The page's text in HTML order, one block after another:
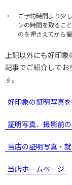
ご予約時間より少
ンの時間を取るこ
のを押さえてから
上記以外にも好印
記事でご紹介してお
す。
好印象の証明写真
証明写真、撮影前
当店の証明写真・
当店ホームページ